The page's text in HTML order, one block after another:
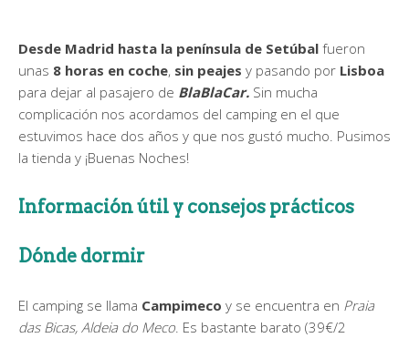
Desde Madrid hasta la península de Setúbal fueron
unas 8 horas en coche, sin peajes y pasando por Lisboa
para dejar al pasajero de BlaBlaCar. Sin mucha
complicación nos acordamos del camping en el que
estuvimos hace dos años y que nos gustó mucho. Pusimos
la tienda y ¡Buenas Noches!
Información útil y consejos prácticos
Dónde dormir
El camping se llama Campimeco y se encuentra en Praia
das Bicas, Aldeia do Meco . Es bastante barato (39€/2